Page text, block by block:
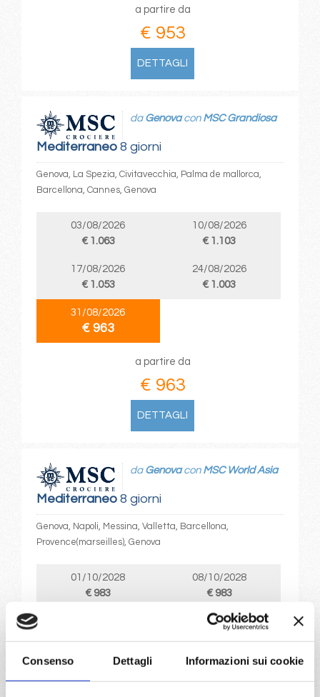
Consenso Dettagli Informazioni sui cookie
a partire da
€ 953
DETTAGLI
Mediterraneo8 giorni
da Genovacon MSC Grandiosa
Genova, La Spezia, Civitavecchia, Palma de mallorca,
Barcellona, Cannes, Genova
03/08/2026
€ 1.063
10/08/2026
€ 1.103
17/08/2026
€ 1.053
24/08/2026
€ 1.003
31/08/2026
€ 963
a partire da
€ 963
DETTAGLI
Mediterraneo8 giorni
da Genovacon MSC World Asia
Genova, Napoli, Messina, Valletta, Barcellona,
Provence(marseilles), Genova
01/10/2028
€ 983
08/10/2028
€ 983
22/10/2028
29/10/2028
€ 973